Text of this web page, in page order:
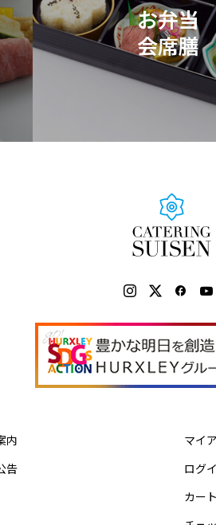
お弁当
会席膳
内
告
マイ
ログ
カー